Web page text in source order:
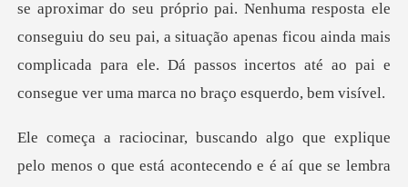
enhuma resposta ele
conseguiu do seu pai, a situação apenas ficou ainda mais
complicada par
o menos o que está acontecendo e é aí que se lembra